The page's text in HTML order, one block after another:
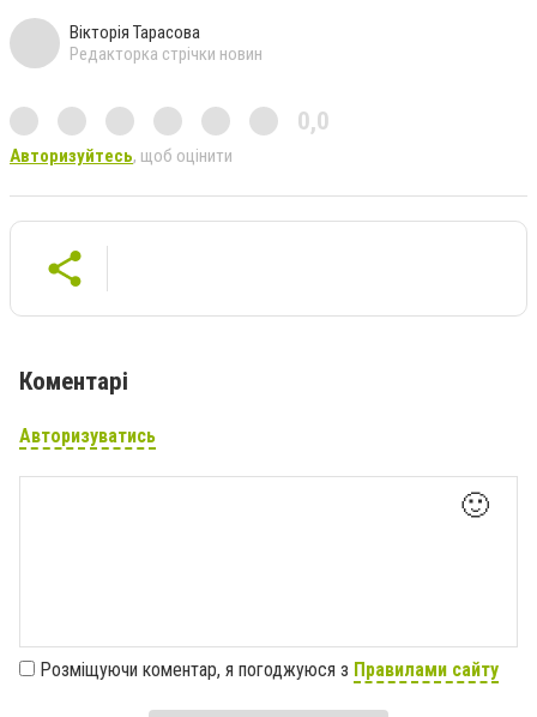
Вікторія Тарасова
Редакторка стрічки новин
0,0
Авторизуйтесь, щоб оцінити
Коментарі
Авторизуватись
🙂
Розміщуючи коментар, я погоджуюся з Правилами сайту